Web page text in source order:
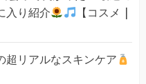
入り紹介
【コスメ |
超リアルなスキンケア